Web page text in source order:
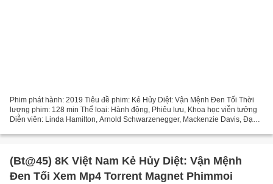
Phim phát hành: 2019 Tiêu đề phim: Kẻ Hủy Diệt: Vận Mệnh Đen Tối Thời
lượng phim: 128 min Thể loại: Hành động, Phiêu lưu, Khoa học viễn tưởng
Diễn viên: Linda Hamilton, Arnold Schwarzenegger, Mackenzie Davis, Đạo
(Bt@45) 8K Việt Nam Kẻ Hủy Diệt: Vận Mệnh
Đen Tối Xem Mp4 Torrent Magnet Phimmoi